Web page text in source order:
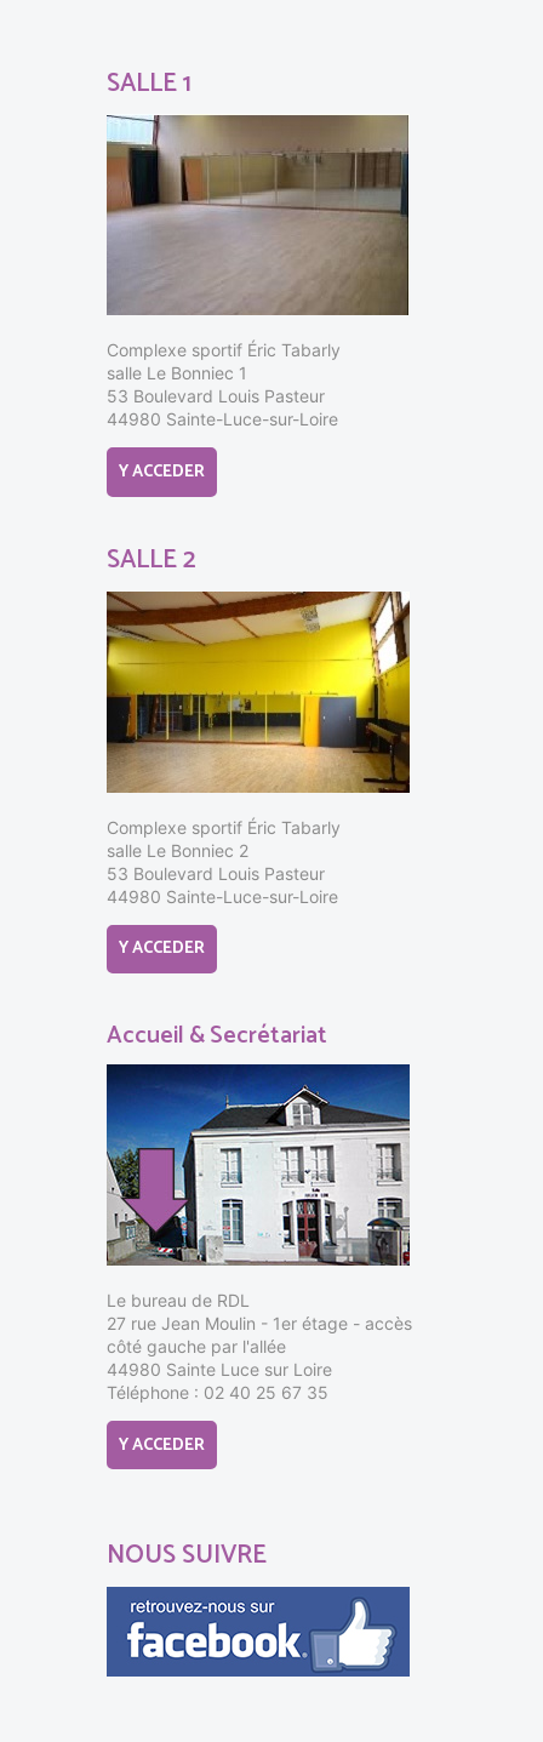
SALLE 1
Complexe sportif Éric Tabarly
salle Le Bonniec 1
53 Boulevard Louis Pasteur
44980 Sainte-Luce-sur-Loire
Y ACCEDER
SALLE 2
Complexe sportif Éric Tabarly
salle Le Bonniec 2
53 Boulevard Louis Pasteur
44980 Sainte-Luce-sur-Loire
Y ACCEDER
Accueil & Secrétariat
Le bureau de RDL
27 rue Jean Moulin - 1er étage - accès
côté gauche par l'allée
44980 Sainte Luce sur Loire
Téléphone : 02 40 25 67 35
Y ACCEDER
NOUS SUIVRE